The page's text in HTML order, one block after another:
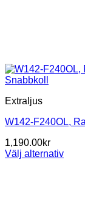
Snabbkoll
Extraljus
W142-F240OL,
1,190.00kr
Välj alternativ